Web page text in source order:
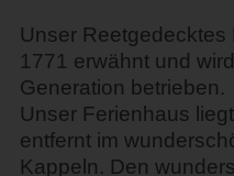
Unser
1771 erwähnt und
Generation betrieben.
Unser Ferienhaus
entfernt im
Kappeln. Den